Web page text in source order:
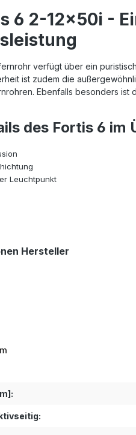
6 2-12x50i -
verfügt über ein
ist zudem die
Ebenfalls besonders
des Fortis 6 im
Leuchtpunkt
Hersteller